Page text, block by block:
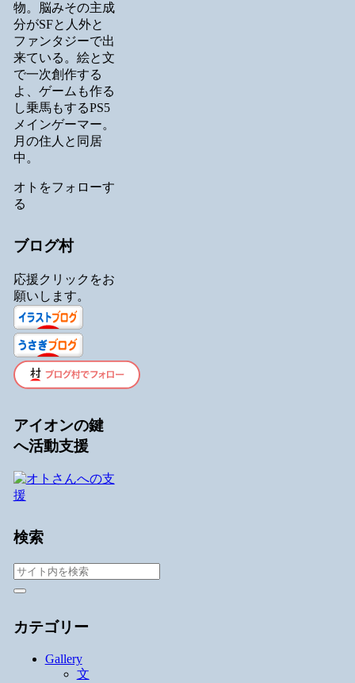
物。脳みその主成
分がSFと人外と
ファンタジーで出
来ている。絵と文
で一次創作する
よ、ゲームも作る
し乗馬もするPS5
メインゲーマー。
月の住人と同居
中。
オトをフォローす
る
ブログ村
応援クリックをお
願いします。
アイオンの鍵
へ活動支援
検索
カテゴリー
Gallery
文